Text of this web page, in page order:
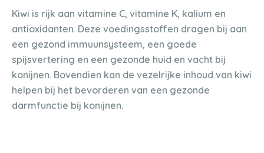
Kiwi is rijk aan vitamine C, vitamine K, kalium en
antioxidanten. Deze voedingsstoffen dragen bij aan
een gezond immuunsysteem, een goede
spijsvertering en een gezonde huid en vacht bij
konijnen. Bovendien kan de vezelrijke inhoud van kiwi
helpen bij het bevorderen van een gezonde
darmfunctie bij konijnen.